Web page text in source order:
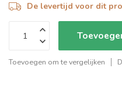
De levertijd voor dit
Toevoegen om te vergelijken